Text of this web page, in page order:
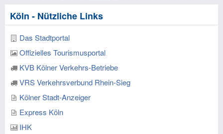
Köln - Nützliche Links
Das Stadtportal
Offizielles Tourismusportal
KVB Kölner Verkehrs-Betriebe
VRS Verkehrsverbund Rhein-Sieg
Kölner Stadt-Anzeiger
Express Köln
IHK